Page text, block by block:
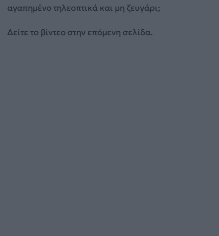
αγαπημένο τηλεοπτικά και μη ζευγάρι;
Δείτε το βίντεο στην επόμενη σελίδα.